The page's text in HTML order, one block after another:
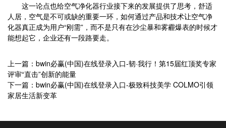
这一论点也给空气净化器行业接下来的发展提供了思考，舒适
人居，空气是不可或缺的重要一环，如何通过产品和技术让空气净
化器真正成为用户“刚需”，而不是只有在沙尘暴和雾霾爆表的时候才
能想起它，企业还有一段路要走。
上一篇：bwin必赢(中国)在线登录入口-韧·我行！第15届红顶奖专家
评审“直击”创新的能量
下一篇：bwin必赢(中国)在线登录入口-极致科技美学 COLMO引领
家居生活新变革